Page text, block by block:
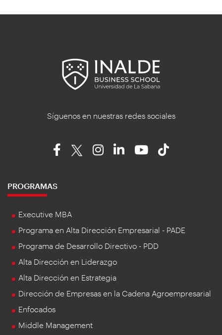
Síguenos en nuestras redes sociales
PROGRAMAS
Executive MBA
Programa en Alta Dirección Empresarial - PADE
Programa de Desarrollo Directivo - PDD
Alta Dirección en Liderazgo
Alta Dirección en Estrategia
Dirección de Empresas en la Cadena Agroempresarial
Enfocados
Middle Management